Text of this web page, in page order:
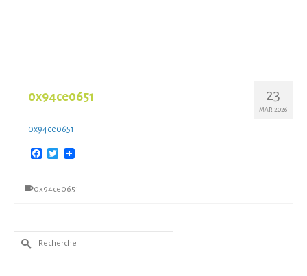
23
MAR 2026
0x94ce0651
0x94ce0651
Facebook
Twitter
0x94ce0651
Rechercher :